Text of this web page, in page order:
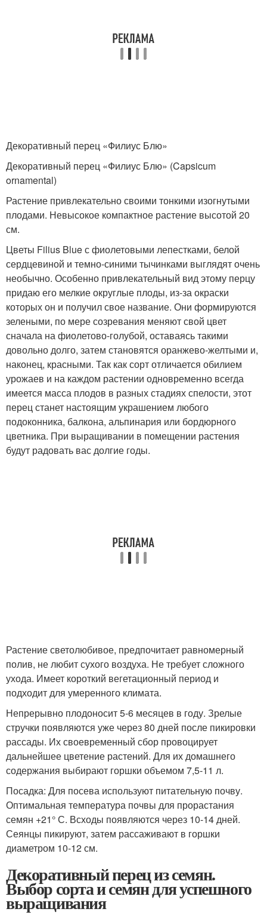
Декоративный перец «Филиус Блю»
Декоративный перец «Филиус Блю» (Capsicum
ornamental)
Растение привлекательно своими тонкими изогнутыми
плодами. Невысокое компактное растение высотой 20
см.
Цветы Filius Blue с фиолетовыми лепестками, белой
сердцевиной и темно-синими тычинками выглядят очень
необычно. Особенно привлекательный вид этому перцу
придаю его мелкие округлые плоды, из-за окраски
которых он и получил свое название. Они формируются
зелеными, по мере созревания меняют свой цвет
сначала на фиолетово-голубой, оставаясь такими
довольно долго, затем становятся оранжево-желтыми и,
наконец, красными. Так как сорт отличается обилием
урожаев и на каждом растении одновременно всегда
имеется масса плодов в разных стадиях спелости, этот
перец станет настоящим украшением любого
подоконника, балкона, альпинария или бордюрного
цветника. При выращивании в помещении растения
будут радовать вас долгие годы.
Растение светолюбивое, предпочитает равномерный
полив, не любит сухого воздуха. Не требует сложного
ухода. Имеет короткий вегетационный период и
подходит для умеренного климата.
Непрерывно плодоносит 5-6 месяцев в году. Зрелые
стручки появляются уже через 80 дней после пикировки
рассады. Их своевременный сбор провоцирует
дальнейшее цветение растений. Для их домашнего
содержания выбирают горшки объемом 7,5-11 л.
Посадка: Для посева используют питательную почву.
Оптимальная температура почвы для прорастания
семян +21° С. Всходы появляются через 10-14 дней.
Сеянцы пикируют, затем рассаживают в горшки
диаметром 10-12 см.
Декоративный перец из семян.
Выбор сорта и семян для успешного
выращивания